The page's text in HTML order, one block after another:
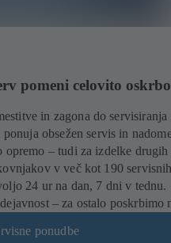
pomeni celovito oskrbo
in zagona do servisiranja
obsežen servis in
opremo – tudi za izdelke drugih
v več kot 190
24 ur na dan, 7 dni v tednu.
– za ostalo poskrbimo
ponudbe